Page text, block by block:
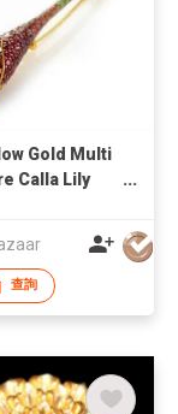
Gold Multi
Calla Lily
查詢